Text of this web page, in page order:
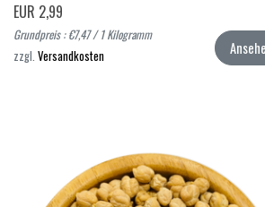
EUR 2,99
Grundpreis : €7,47 / 1 Kilogramm
zzgl. Versandkosten